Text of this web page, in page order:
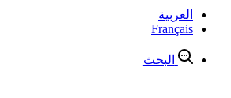
العربية
Français
البحث